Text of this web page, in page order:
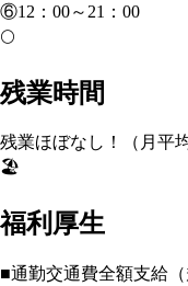
⑥12：00～21：00
🌕
残業時間
残業ほぼなし！（月平
🏖️
福利厚生
■通勤交通費全額支給